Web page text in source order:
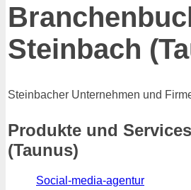
Steinbach
Steinbacher Unternehmen und
Produkte und
(Taunus)
Social-media-agentur